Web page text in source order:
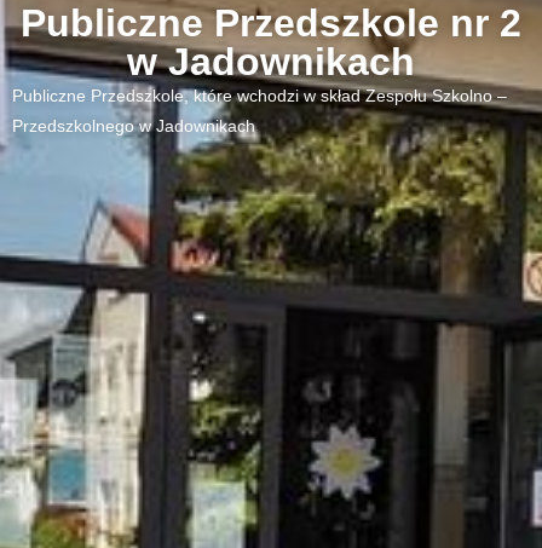
Publiczne Przedszkole nr 2
w Jadownikach
Publiczne Przedszkole, które wchodzi w skład Zespołu Szkolno –
Przedszkolnego w Jadownikach